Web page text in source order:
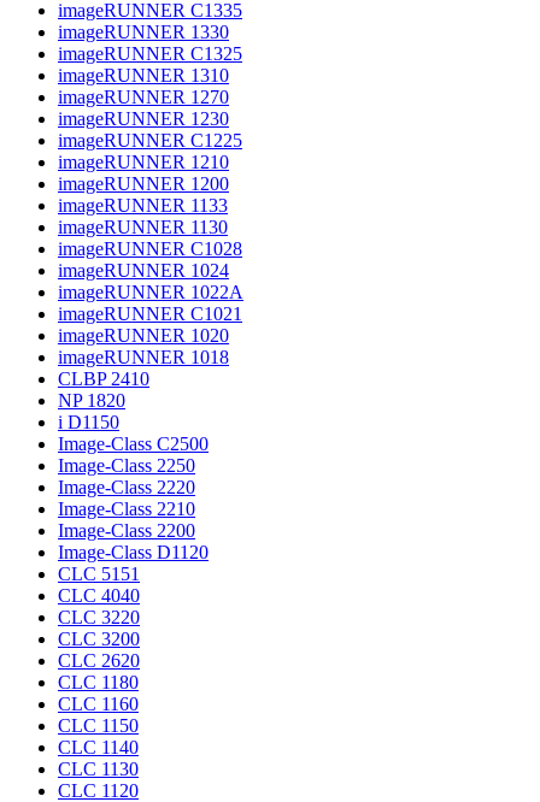
imageRUNNER C1335
imageRUNNER 1330
imageRUNNER C1325
imageRUNNER 1310
imageRUNNER 1270
imageRUNNER 1230
imageRUNNER C1225
imageRUNNER 1210
imageRUNNER 1200
imageRUNNER 1133
imageRUNNER 1130
imageRUNNER C1028
imageRUNNER 1024
imageRUNNER 1022A
imageRUNNER C1021
imageRUNNER 1020
imageRUNNER 1018
CLBP 2410
NP 1820
i D1150
Image-Class C2500
Image-Class 2250
Image-Class 2220
Image-Class 2210
Image-Class 2200
Image-Class D1120
CLC 5151
CLC 4040
CLC 3220
CLC 3200
CLC 2620
CLC 1180
CLC 1160
CLC 1150
CLC 1140
CLC 1130
CLC 1120